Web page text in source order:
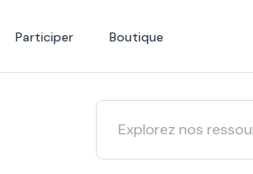
Participer Boutique